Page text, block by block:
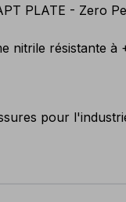
PLATE - Zero
nitrile résistante à
pour